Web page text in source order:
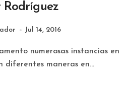
Rodríguez
Jul 14, 2016
diferentes maneras en...